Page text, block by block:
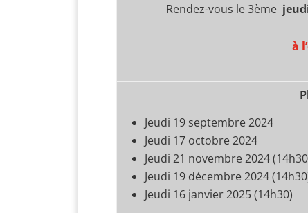
Rendez-vous le 3ème
à
Jeudi 19 septembre 2024
Jeudi 17 octobre 2024
Jeudi 21 novembre 2024
Jeudi 19 décembre 2024
Jeudi 16 janvier 2025 (14h30)